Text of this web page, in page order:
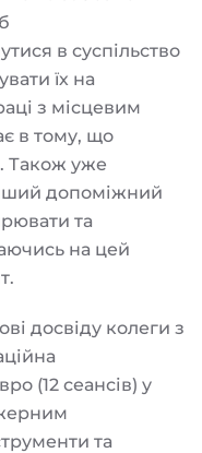
в суспільство
їх на
з місцевим
в тому, що
Також уже
допоміжний
та
на цей
досвіду колеги з
(12 сеансів) у
та